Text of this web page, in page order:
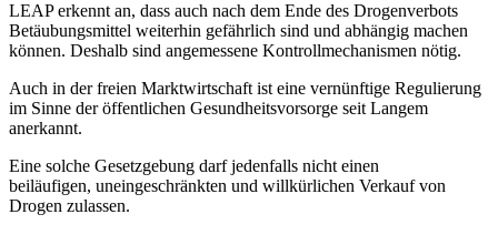
LEAP erkennt an, dass auch nach dem Ende des Drogenverbots
Betäubungsmittel weiterhin gefährlich sind und abhängig machen
können. Deshalb sind angemessene Kontrollmechanismen nötig.
Auch in der freien Marktwirtschaft ist eine vernünftige Regulierung
im Sinne der öffentlichen Gesundheitsvorsorge seit Langem
anerkannt.
Eine solche Gesetzgebung darf jedenfalls nicht einen
beiläufigen, uneingeschränkten und willkürlichen Verkauf von
Drogen zulassen.